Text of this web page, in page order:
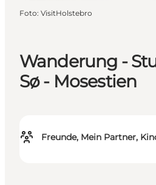
Wanderung -
Sø - Mosestien
Freunde, Mein Partner,
Foto: VisitHolstebro